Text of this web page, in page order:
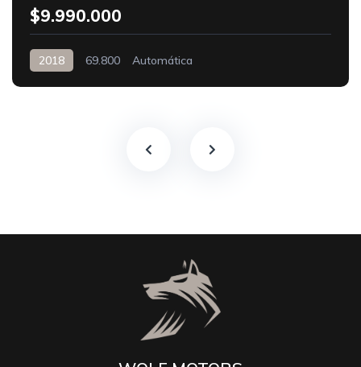
$9.990.000
2018 69.800 Automática